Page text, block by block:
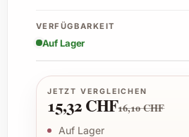
VERFÜGBARKEIT
Auf Lager
JETZT VERGLEICHEN
15,32 CHF16,10 CHF
Auf Lager